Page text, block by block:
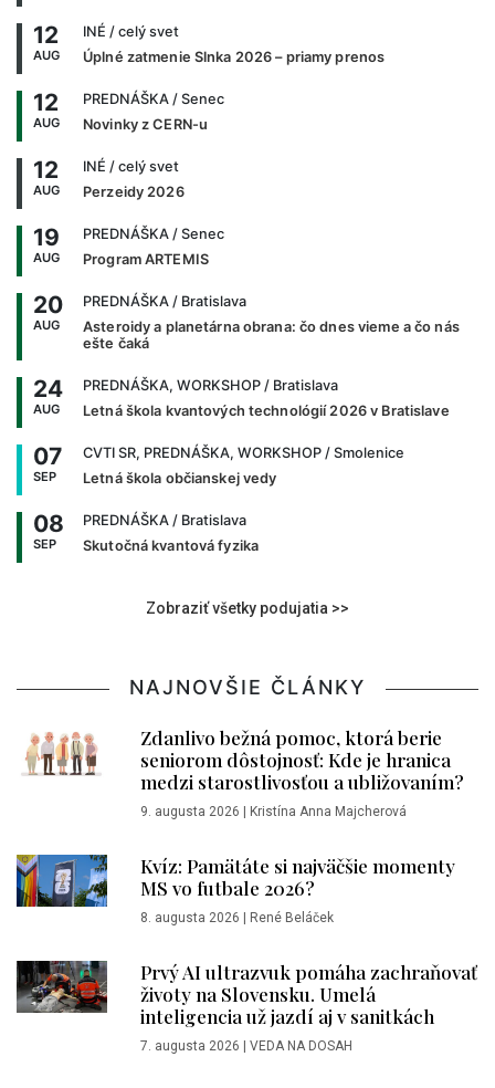
12
AUG
INÉ / celý svet
Úplné zatmenie Slnka 2026 – priamy prenos
12
AUG
PREDNÁŠKA / Senec
Novinky z CERN-u
12
AUG
INÉ / celý svet
Perzeidy 2026
19
AUG
PREDNÁŠKA / Senec
Program ARTEMIS
20
AUG
PREDNÁŠKA / Bratislava
Asteroidy a planetárna obrana: čo dnes vieme a čo nás
ešte čaká
24
AUG
PREDNÁŠKA, WORKSHOP / Bratislava
Letná škola kvantových technológií 2026 v Bratislave
07
SEP
CVTI SR, PREDNÁŠKA, WORKSHOP / Smolenice
Letná škola občianskej vedy
08
SEP
PREDNÁŠKA / Bratislava
Skutočná kvantová fyzika
Zobraziť všetky podujatia >>
NAJNOVŠIE ČLÁNKY
Zdanlivo bežná pomoc, ktorá berie
seniorom dôstojnosť: Kde je hranica
medzi starostlivosťou a ubližovaním?
9. augusta 2026 Kristína Anna Majcherová
Kvíz: Pamätáte si najväčšie momenty
MS vo futbale 2026?
8. augusta 2026 René Beláček
Prvý AI ultrazvuk pomáha zachraňovať
životy na Slovensku. Umelá
inteligencia už jazdí aj v sanitkách
7. augusta 2026 VEDA NA DOSAH